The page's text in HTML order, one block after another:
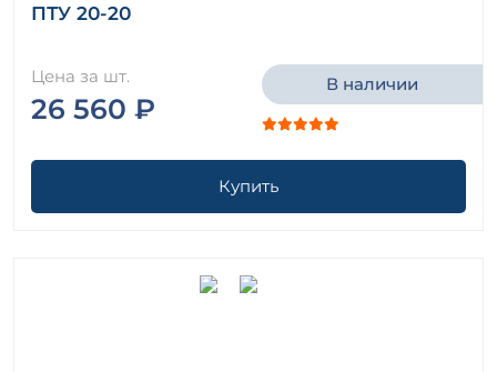
ПТУ 20-20
Цена за шт.
26 560 ₽
В наличии
Купить